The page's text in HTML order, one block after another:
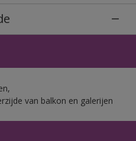
van balkon en galerijen